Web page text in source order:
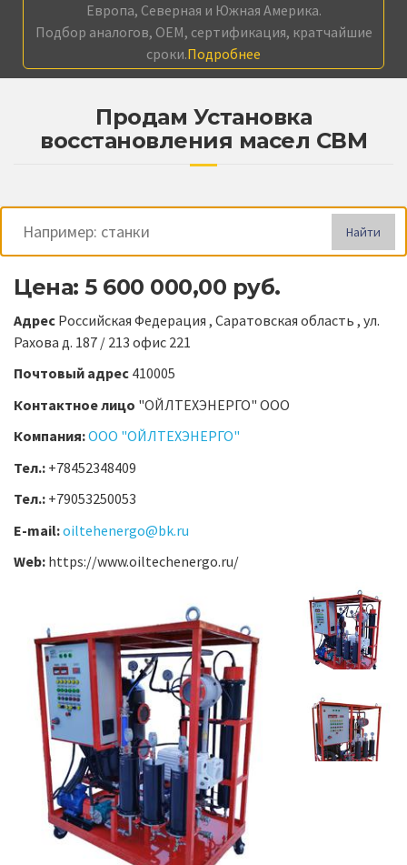
Европа, Северная и Южная Америка.
Подбор аналогов, OEM, сертификация, кратчайшие
сроки.Подробнее
Продам Установка
восстановления масел СВМ
Найти
Цена: 5 600 000,00 руб.
Адрес Российская Федерация , Саратовская область , ул.
Рахова д. 187 / 213 офис 221
Почтовый адрес 410005
Контактное лицо "ОЙЛТЕХЭНЕРГО" ООО
Компания:ООО "ОЙЛТЕХЭНЕРГО"
Тел.: +78452348409
Тел.: +79053250053
E-mail:oiltehenergo@bk.ru
Web: https://www.oiltechenergo.ru/